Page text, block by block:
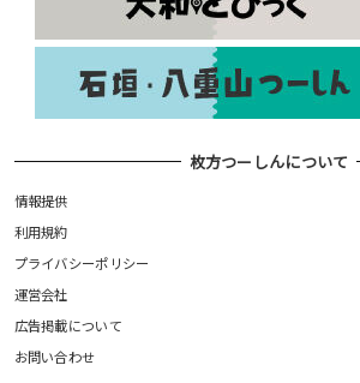
枚方つーしんについて
情報提供
利用規約
プライバシーポリシー
運営会社
広告掲載について
お問い合わせ